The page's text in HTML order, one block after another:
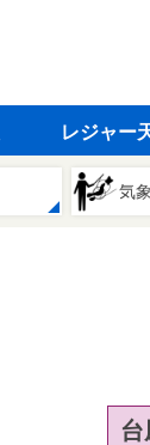
レジャー
気